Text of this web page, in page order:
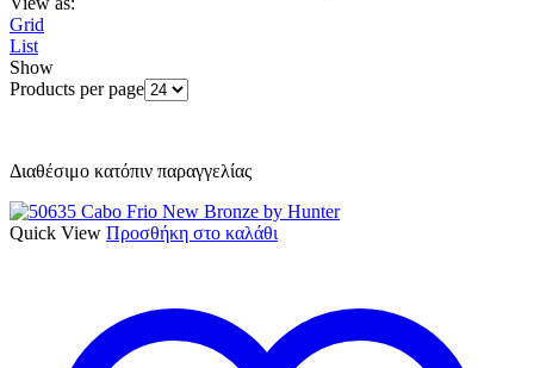
Grid
List
Show
Products per page
Διαθέσιμο κατόπιν παραγγελίας
Quick View Προσθήκη στο καλάθι